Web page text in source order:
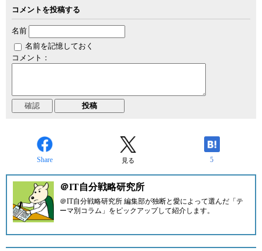
コメントを投稿する
名前
名前を記憶しておく
コメント：
Share 見る 5
＠IT自分戦略研究所
＠IT自分戦略研究所 編集部が独断と愛によって選んだ「テ
ーマ別コラム」をピックアップして紹介します。